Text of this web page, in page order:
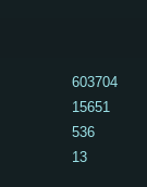
13
603704
15651
536